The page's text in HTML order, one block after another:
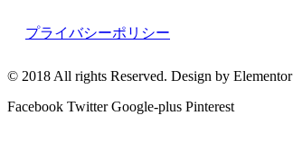
プライバシーポリシー
© 2018 All rights Reserved. Design by Elementor
Facebook Twitter Google-plus Pinterest